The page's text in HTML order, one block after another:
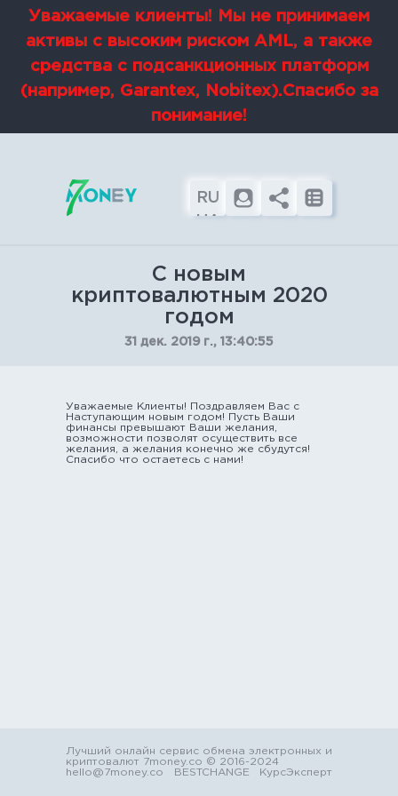
Уважаемые клиенты! Мы не принимаем
активы с высоким риском AML, а также
средства с подсанкционных платформ
(например, Garantex, Nobitex).Спасибо за
понимание!
RU
С новым
криптовалютным 2020
годом
31 дек. 2019 г., 13:40:55
Уважаемые Клиенты! Поздравляем Вас с
Наступающим новым годом! Пусть Ваши
финансы превышают Ваши желания,
возможности позволят осуществить все
желания, а желания конечно же сбудутся!
Спасибо что остаетесь с нами!
Лучший онлайн сервис обмена электронных и
криптовалют 7money.co © 2016-2024
hello@7money.co
BESTCHANGE КурсЭксперт